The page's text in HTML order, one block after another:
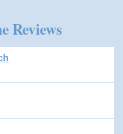
Reviews